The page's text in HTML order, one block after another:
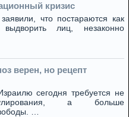
кризис
что постараются как
лиц, незаконно
верен, но рецепт
сегодня требуется не
а больше
…